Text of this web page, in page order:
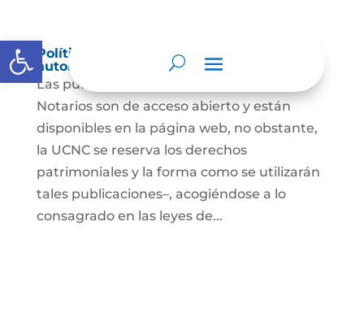
Abrir barra de herramientas
Política de derechos de autor y/o
autorización de uso sobre los contenidos
Las publicaciones de la UCNC y de los
Notarios son de acceso abierto y están
disponibles en la página web, no obstante,
la UCNC se reserva los derechos
patrimoniales y la forma como se utilizarán
tales publicaciones–, acogiéndose a lo
consagrado en las leyes de...